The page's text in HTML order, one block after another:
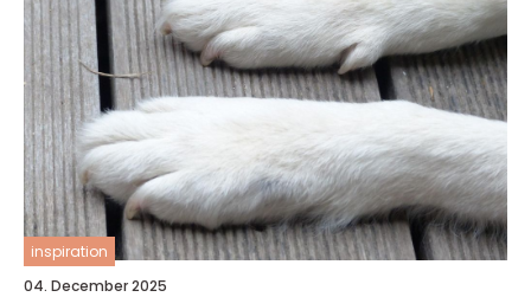
inspiration
04. December 2025